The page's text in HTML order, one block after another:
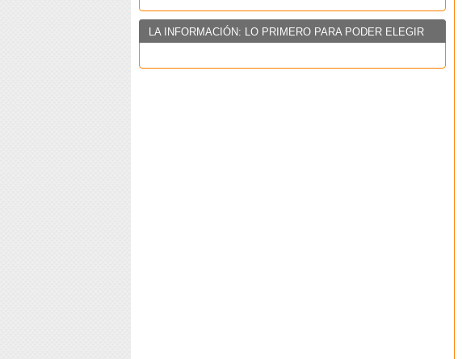
LA INFORMACIÓN: LO PRIMERO PARA PODER ELEGIR